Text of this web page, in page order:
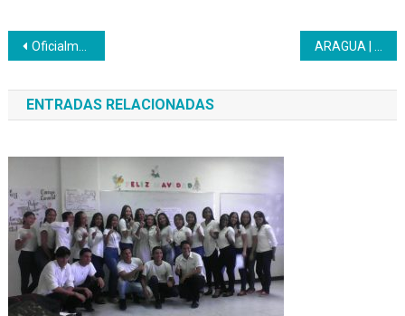
Navegación
de
entradas
Oficialmente el Inces alcanzó el hito de un millón de inscripciones este año 2024
ENTRADAS RELACIONADAS